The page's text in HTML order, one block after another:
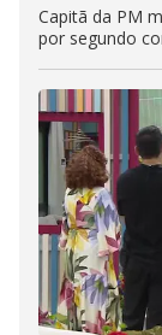
Capitã da PM
por segundo